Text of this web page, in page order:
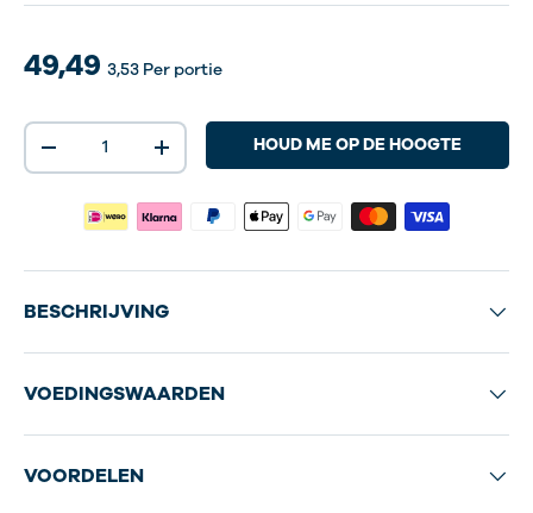
49,49 3,53 Per portie
Aantal
-
+ HOUD ME OP DE HOOGTE
BESCHRIJVING
VOEDINGSWAARDEN
VOORDELEN